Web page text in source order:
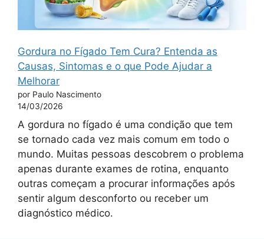
Gordura no Fígado Tem Cura? Entenda as
Causas, Sintomas e o que Pode Ajudar a
Melhorar
por Paulo Nascimento
14/03/2026
A gordura no fígado é uma condição que tem
se tornado cada vez mais comum em todo o
mundo. Muitas pessoas descobrem o problema
apenas durante exames de rotina, enquanto
outras começam a procurar informações após
sentir algum desconforto ou receber um
diagnóstico médico.